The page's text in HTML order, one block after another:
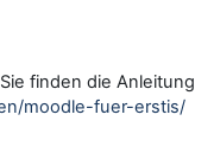
finden die Anleitung
moodle-fuer-erstis/